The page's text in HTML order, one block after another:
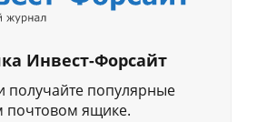
Инвест-Форсайт
получайте популярные
почтовом ящике.